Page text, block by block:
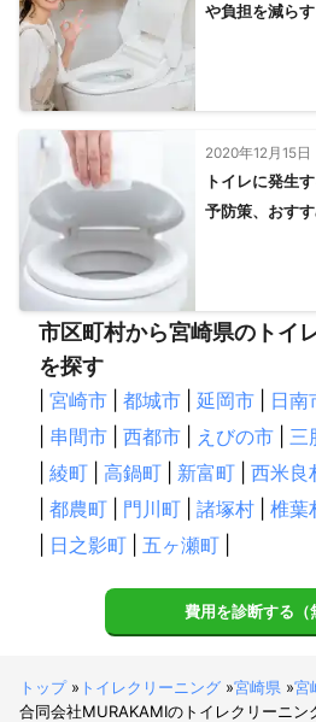
や負担を減ら
2020年12月15日
トイレに発生
予防策、おす
市区町村から宮崎県のトイ
を探す
宮崎市 都城市 延岡市 日南
串間市 西都市 えびの市 三
綾町 高鍋町 新富町 西米良
都農町 門川町 諸塚村 椎葉
日之影町 五ヶ瀬町
費用を診断する（
トップ» トイレクリーニング »宮崎県 »宮
合同会社MURAKAMIのトイレクリーニン